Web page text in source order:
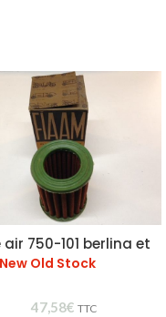
air 750-101 berlina et
Old Stock
47,58€ TTC